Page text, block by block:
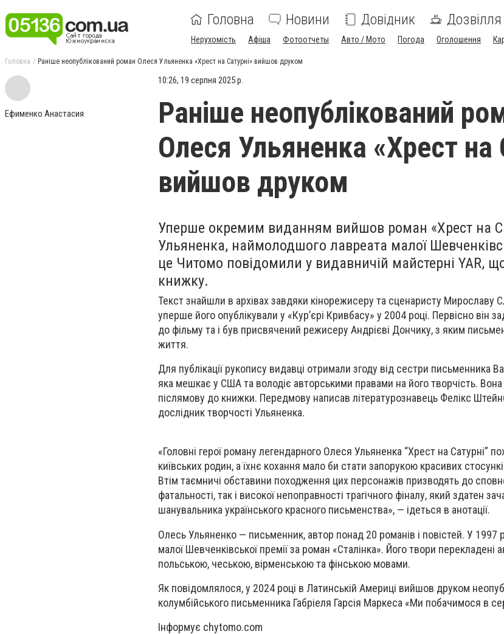
Головна Новини Довідник Дозвілля
Нерухомість Афіша Фотоотчеты Авто / Мото Погода Оголошення
Головна Раніше неопублікований роман Олеся Ульяненка «Хрест на Сатурні» вийшов друком
Ефименко Анастасия
10:26, 19 серпня 2025 р.
Раніше неопублікований
Олеся Ульяненка «Хрест на
вийшов друком
Уперше окремим виданням вийшов роман «Хрест на
Ульяненка, наймолодшого лавреата малої
це Читомо повідомили у видавничій майстерні YAR,
книжку.
Текст знайшли в архівах завдяки кінорежисеру та сценаристу Мирославу
уперше його опублікували у «Кур’єрі Кривбасу» у 2004 році. Первісно він
до фільму та і був присвячений режисеру Андрієві Дончику, з яким
життя.
Для публікації рукопису видавці отримали згоду від сестри письменника
яка мешкає у США та володіє авторськими правами на його творчість.
післямову до книжки. Передмову написав літературознавець Фелікс
дослідник творчості Ульяненка.
«Головні герої роману легендарного Олеся Ульяненка “Хрест на Сатурні”
київських родин, а їхнє кохання мало би стати запорукою красивих
Втім таємничі обставини походження цих персонажів призводять до
фатальності, так і високої непоправності трагічного фіналу, який здатен
шанувальника українського красного письменства», — ідеться в анотації.
Олесь Ульяненко — письменник, автор понад 20 романів і повістей. У 1997
малої Шевченківської премії за роман «Сталінка». Його твори перекладені
польською, чеською, вірменською та фінською мовами.
Як повідомлялося, у 2024 році в Латинській Америці вийшов друком
колумбійського письменника Габріеля Гарсія Маркеса «Ми побачимося в
Інформує chytomo.com